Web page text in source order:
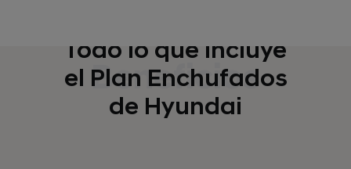
Beneficios
Todo lo que incluye
el Plan Enchufados
de Hyundai